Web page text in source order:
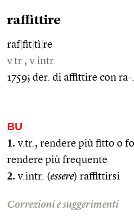
raffittire
raf|fit tì re
v.tr., v.intr.
1759; der. di affittire con ra-.
BU
1. v.tr., rendere più fitto o
rendere più frequente
2. v.intr. (essere) raffittirsi
Correzioni e suggerimenti